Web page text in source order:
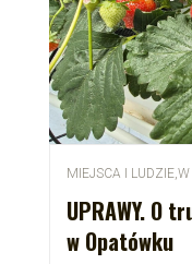
MIEJSCA I LUDZIE,W
UPRAWY. O
w Opatówku